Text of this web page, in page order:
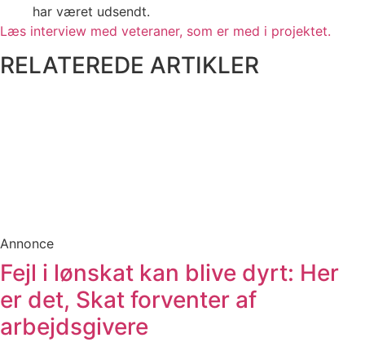
har været udsendt.
Læs interview med veteraner, som er med i projektet.
RELATEREDE ARTIKLER
Annonce
Fejl i lønskat kan blive dyrt: Her
er det, Skat forventer af
arbejdsgivere